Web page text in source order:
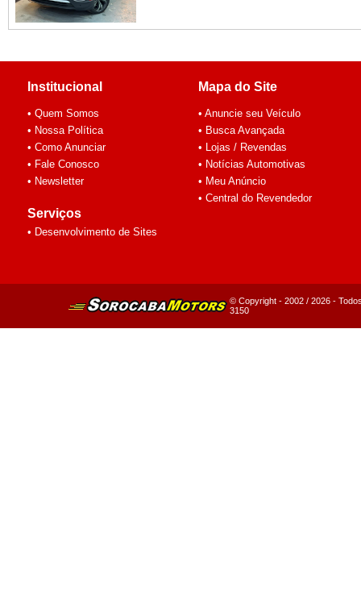
Institucional
• Quem Somos
• Nossa Política
• Como Anunciar
• Fale Conosco
• Newsletter
Serviços
• Desenvolvimento de Sites
Mapa do Site
• Anuncie seu Veículo
• Busca Avançada
• Lojas / Revendas
• Notícias Automotivas
• Meu Anúncio
• Central do Revendedor
© Copyright - 2002 / 2026 -
3150